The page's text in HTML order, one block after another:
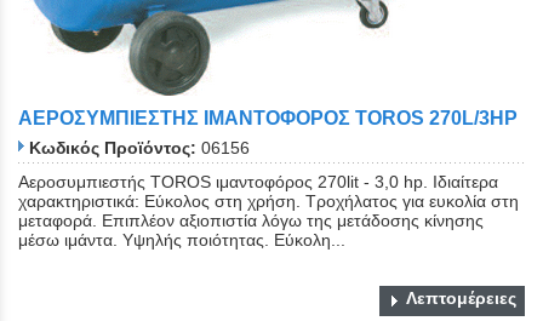
ΑΕΡΟΣΥΜΠΙΕΣΤΗΣ ΙΜΑΝΤΟΦΟΡΟΣ TOROS 270L/3HP
Κωδικός Προϊόντος: 06156
Aεροσυμπιεστής TOROS ιμαντοφόρος 270lit - 3,0 hp. Ιδιαίτερα
χαρακτηριστικά: Εύκολος στη χρήση. Τροχήλατος για ευκολία στη
μεταφορά. Επιπλέον αξιοπιστία λόγω της μετάδοσης κίνησης
μέσω ιμάντα. Υψηλής ποιότητας. Εύκολη...
Λεπτομέρειες